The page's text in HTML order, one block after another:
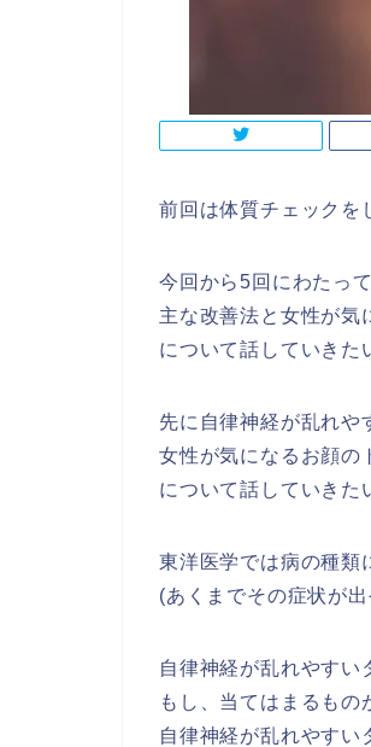
前回は体質チェックを
今回から5回にわたっ
主な改善法と女性が気
について話していきた
先に自律神経が乱れや
女性が気になるお顔の
について話していきた
東洋医学では病の種類
(あくまでその症状が
自律神経が乱れやすい
もし、当てはまるもの
自律神経が乱れやすい